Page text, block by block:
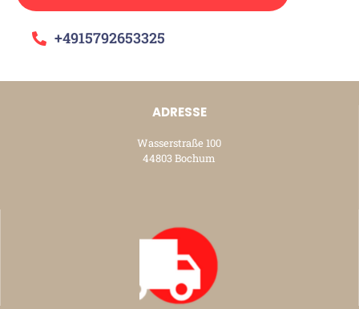
+4915792653325
ADRESSE
Wasserstraße 100
44803 Bochum